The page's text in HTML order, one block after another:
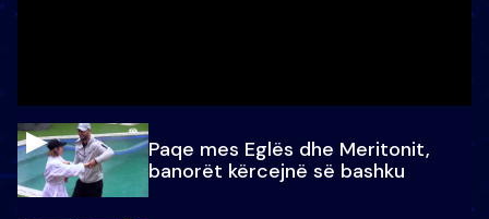
Paqe mes Eglës dhe Meritonit,
banorët kërcejnë së bashku